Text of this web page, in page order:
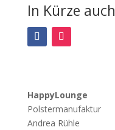
In Kürze
HappyLounge
Polstermanufaktur
Andrea Rühle